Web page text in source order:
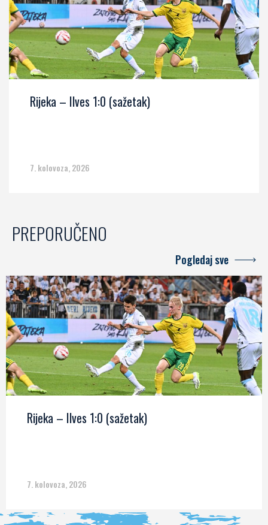
Rijeka – Ilves 1:0 (sažetak)
7. kolovoza, 2026
PREPORUČENO
Pogledaj sve
Rijeka – Ilves 1:0 (sažetak)
7. kolovoza, 2026